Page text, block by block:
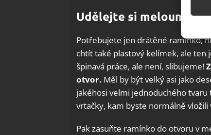
Udělejte si melounové
Potřebujete jen drátěné ramínko,
chtít také plastový kelímek, ale ten
špinavá práce, ale není, slibujeme!
otvor. Měl by být velký asi jako
jakéhosi velmi jednoduchého
vrtačky, kam byste normálně
Pak zasuňte ramínko do otvoru v